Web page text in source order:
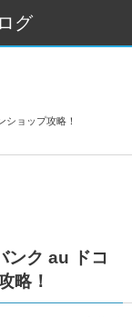
グ
ショップ攻略！
ンク au ドコ
略！